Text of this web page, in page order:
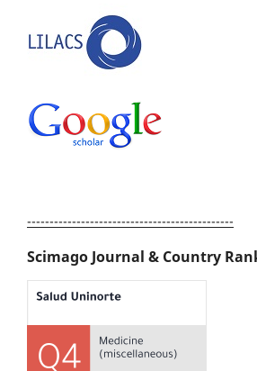
----------------------------------------------
Scimago Journal & Country